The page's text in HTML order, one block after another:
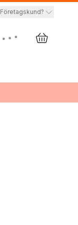
Företagskund?